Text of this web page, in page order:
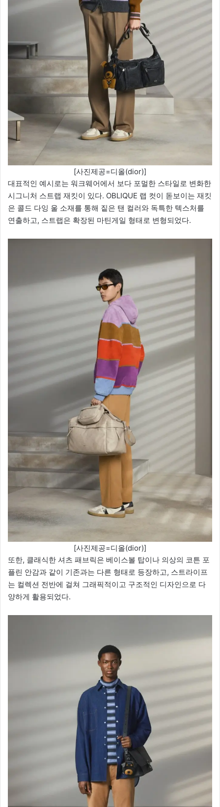
[사진제공=디올(dior)]
대표적인 예시로는 워크웨어에서 보다 포멀한 스타일로 변화한
시그니처 스트랩 재킷이 있다. OBLIQUE 랩 컷이 돋보이는 재킷
은 콜드 다잉 울 소재를 통해 짙은 탠 컬러와 독특한 텍스처를
연출하고, 스트랩은 확장된 마틴게일 형태로 변형되었다.
[사진제공=디올(dior)]
또한, 클래식한 셔츠 패브릭은 베이스볼 탑이나 의상의 코튼 포
플린 안감과 같이 기존과는 다른 형태로 등장하고, 스트라이프
는 컬렉션 전반에 걸쳐 그래픽적이고 구조적인 디자인으로 다
양하게 활용되었다.